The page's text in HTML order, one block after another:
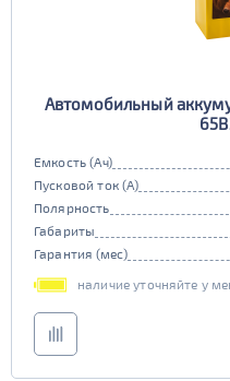
Автомобильный
Емкость (Ач)
Пусковой ток (А)
Полярность
Габариты
Гарантия (мес)
наличие уточняйте у